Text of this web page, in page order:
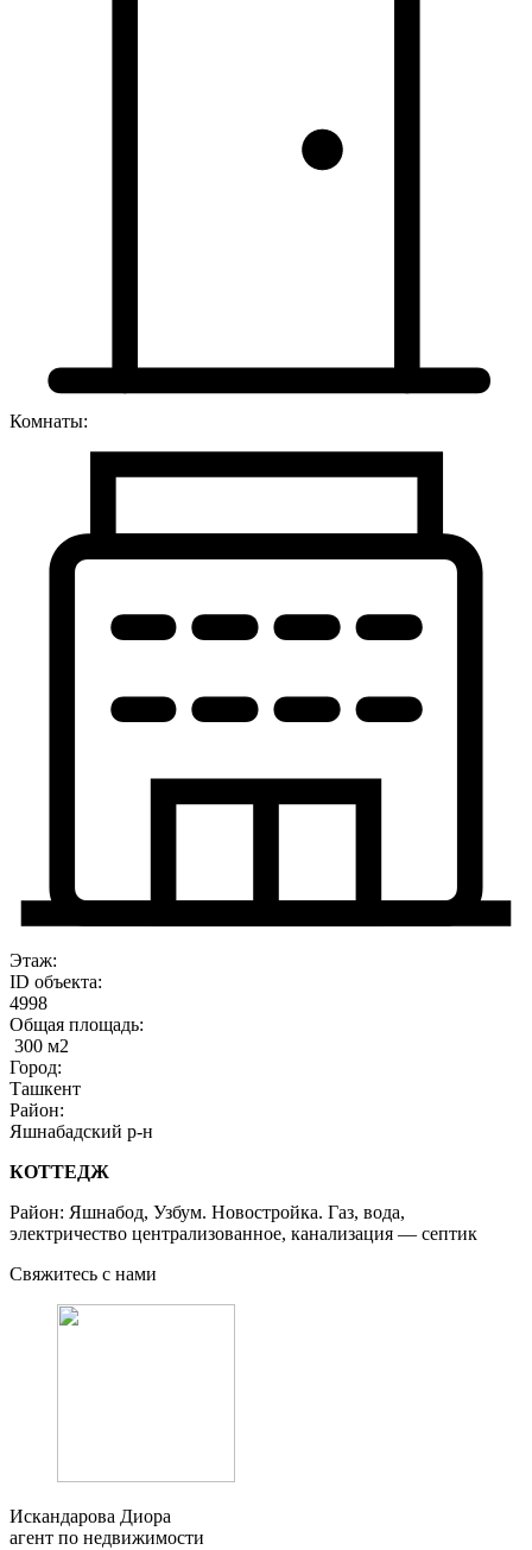
Комнаты:
Этаж:
ID объекта:
4998
Общая площадь:
300 м2
Город:
Ташкент
Район:
Яшнабадский р-н
КОТТЕДЖ
Район: Яшнабод, Узбум. Новостройка. Газ, вода,
электричество централизованное, канализация — септик
Свяжитесь с нами
Искандарова Диора
агент по недвижимости